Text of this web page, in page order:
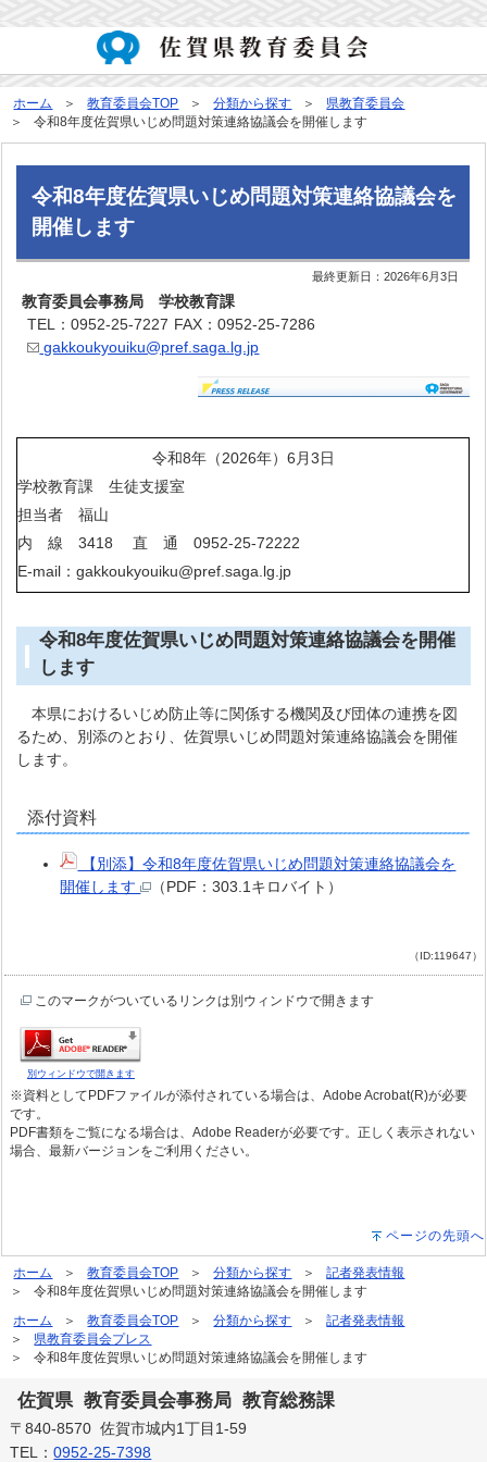
ホーム 教育委員会TOP 分類から探す
県教育委員会
令和8年度佐賀県いじめ問題対策連絡協議会を開催します
令和8年度佐賀県いじめ問題対策連絡協議会を
開催します
最終更新日：2026年6月3日
教育委員会事務局 学校教育課
TEL：0952-25-7227 FAX：0952-25-7286
gakkoukyouiku@pref.saga.lg.jp
令和8年（2026年）6月3日
学校教育課 生徒支援室
担当者 福山
内 線 3418 直 通 0952-25-72222
E-mail：gakkoukyouiku@pref.saga.lg.jp
令和8年度佐賀県いじめ問題対策連絡協議会を開催
します
本県におけるいじめ防止等に関係する機関及び団体の連携を図
るため、別添のとおり、佐賀県いじめ問題対策連絡協議会を開催
します。
添付資料
【別添】令和8年度佐賀県いじめ問題対策連絡協議会を
開催します
（PDF：303.1キロバイト）
（ID:119647）
このマークがついているリンクは別ウィンドウで開きます
別ウィンドウで開きます
※資料としてPDFファイルが添付されている場合は、Adobe Acrobat(R)が必要
です。
PDF書類をご覧になる場合は、Adobe Readerが必要です。正しく表示されない
場合、最新バージョンをご利用ください。
ページの先頭へ
ホーム 教育委員会TOP 分類から探す
記者発表情報
令和8年度佐賀県いじめ問題対策連絡協議会を開催します
ホーム
教育委員会TOP 分類から探す
記者発表情報
県教育委員会プレス
令和8年度佐賀県いじめ問題対策連絡協議会を開催します
佐賀県 教育委員会事務局 教育総務課
〒840-8570 佐賀市城内1丁目1-59
TEL：0952-25-7398